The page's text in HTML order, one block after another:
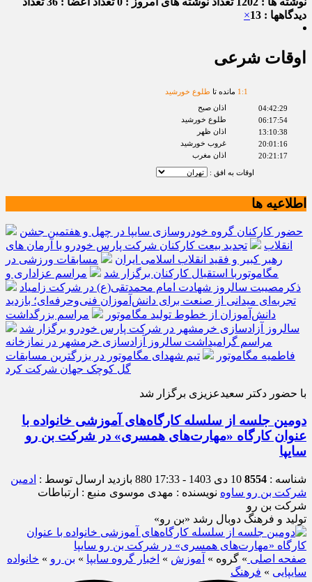
دیدگاهها : 13
×
اوقات شرعی
1 :1 مانده تا طلوع خورشید
04:42:29
اذان صبح
06:17:54
طلوع خورشید
13:10:38
اذان ظهر
20:01:16
غروب خورشید
20:21:17
اذان مغرب
اوقات به افق :
اطلاعیه ها
حضور کارکنان گروه خودروسازی سایپا در چهل و هفتمین جشن
انقلاب
تجدید بیعت کارکنان شرکت پارس خودرو با آرمان های
رهبر کبیر و فقید انقلاب اسلامی ایران
مسابقات ورزشی در
مگاموتوربا استقبال کارکنان برگزار شد
مراسم عزاداری و
ذکرمصیبت سالروز شهادت امام محمدتقی(ع) در شرکت زامیاد
تجربه‌ای میدانی از صنعت برای دانش‌آموزان فنی‌وحرفه‌ای؛ بازدید
دانش‌آموزان از خطوط تولید مگاموتور
مراسم بزرگداشت
سالروز آزادسازی خرمشهر در شرکت پارس خودرو برگزار شد
مراسم گرامیداشت سالروز آزادسازی خرمشهر در نمازخانه
فاطمیه مگاموتور
تیم شهدای مگاموتور در بزرگترین مسابقات
گل کوچک جهان شرکت کرد
با حضور دکتر سعیدعزیزی برگزار شد
دومین جلسه از سلسله کارگاه‌های آموزشی خانواده با
عنوان کارگاه «مهارت‌های همسری» در شرکت بن رو
سایپا
شناسه : 8554 10 دی 1403 - 17:33 ارسال توسط : ادمین
شرکت بن رو ساوه نویسنده : مهدی موسوی منبع : ارتباطات
شرکت بن رو
تولید و فرهنگ دوبال رشد «بن رو»
صفحه اصلی » گروه » آموزش » اخبار گروه سایپا » بن رو » خانواده
سایپایی » فرهنگ